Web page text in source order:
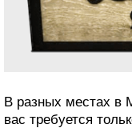
В разных местах в
вас требуется